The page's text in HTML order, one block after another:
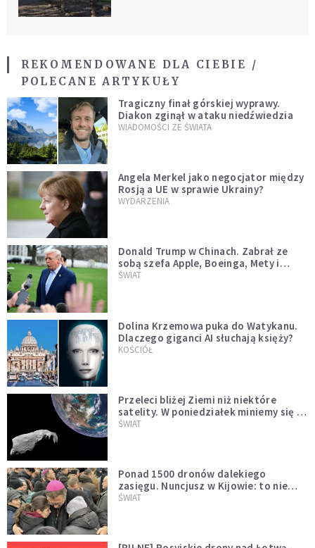
REKOMENDOWANE DLA CIEBIE /
POLECANE ARTYKUŁY
Tragiczny finał górskiej wyprawy.
Diakon zginął w ataku niedźwiedzia
WIADOMOŚCI ZE ŚWIATA
Angela Merkel jako negocjator między
Rosją a UE w sprawie Ukrainy?
WYDARZENIA
Donald Trump w Chinach. Zabrał ze
sobą szefa Apple, Boeinga, Mety i
Muska
ŚWIAT
Dolina Krzemowa puka do Watykanu.
Dlaczego giganci AI słuchają księży?
KOŚCIÓŁ
Przeleci bliżej Ziemi niż niektóre
satelity. W poniedziałek miniemy się z
asteroidą, która poprzedzi znacznie
ŚWIAT
Ponad 1500 dronów dalekiego
zasięgu. Nuncjusz w Kijowie: to nie
wygląda na wolę zakończenia wojny
ŚWIAT